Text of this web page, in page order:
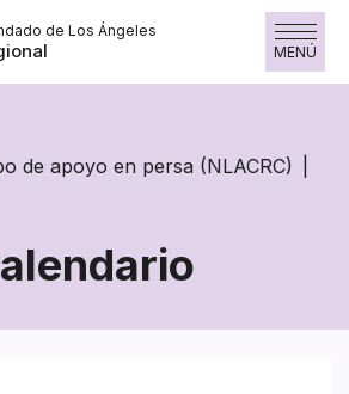
de Los Ángeles
MENÚ
de apoyo en persa (NLACRC)